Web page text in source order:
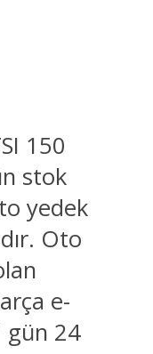
150
stok
yedek
Oto
e-
gün 24